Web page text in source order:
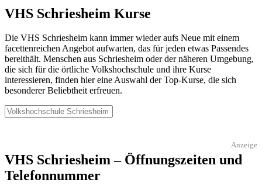
VHS Schriesheim Kurse
Die VHS Schriesheim kann immer wieder aufs Neue mit einem
facettenreichen Angebot aufwarten, das für jeden etwas Passendes
bereithält. Menschen aus Schriesheim oder der näheren Umgebung,
die sich für die örtliche Volkshochschule und ihre Kurse
interessieren, finden hier eine Auswahl der Top-Kurse, die sich
besonderer Beliebtheit erfreuen.
Anzeige
VHS Schriesheim – Öffnungszeiten und
Telefonnummer